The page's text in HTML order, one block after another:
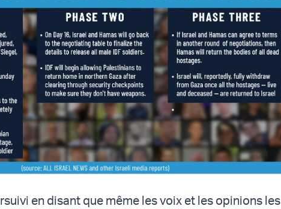
en disant que même les voix et les opinions les